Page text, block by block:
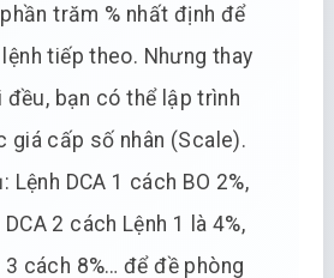
trăm % nhất định để
tiếp theo. Nhưng thay
đều, bạn có thể lập trình
giá cấp số nhân (Scale).
Lệnh DCA 1 cách BO 2%,
DCA 2 cách Lệnh 1 là 4%,
3 cách 8%… để đề phòng